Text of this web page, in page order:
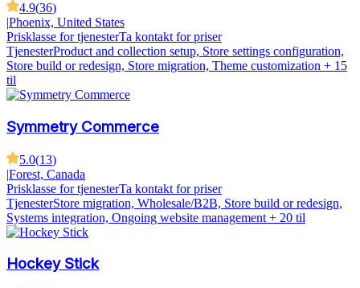
4.9(36)
|Phoenix, United States
Prisklasse for tjenesterTa kontakt for priser
TjenesterProduct and collection setup, Store settings configuration,
Store build or redesign, Store migration, Theme customization + 15
til
Symmetry Commerce
5.0(13)
|Forest, Canada
Prisklasse for tjenesterTa kontakt for priser
TjenesterStore migration, Wholesale/B2B, Store build or redesign,
Systems integration, Ongoing website management + 20 til
Hockey Stick